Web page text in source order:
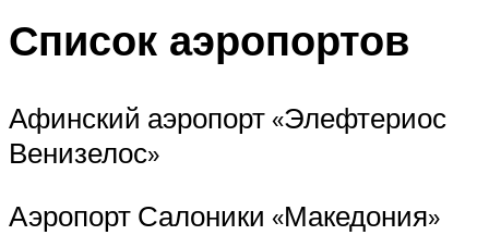
Список аэропортов
Афинский аэропорт «Элефтериос
Венизелос»
Аэропорт Салоники «Македония»